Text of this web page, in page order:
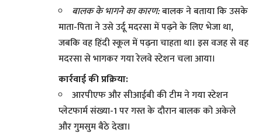
बालक के भागने का कारण:बालक ने बताया कि उसके
माता-पिता ने उसे उर्दू मदरसा में पढ़ने के लिए भेजा था,
जबकि वह हिंदी स्कूल में पढ़ना चाहता था। इस वजह से वह
मदरसा से भागकर गया रेलवे स्टेशन चला आया।
कार्रवाई की प्रक्रिया:
आरपीएफ और सीआईबी की टीम ने गया स्टेशन
प्लेटफार्म संख्या-1 पर गस्त के दौरान बालक को अकेले
और गुमसुम बैठे देखा।